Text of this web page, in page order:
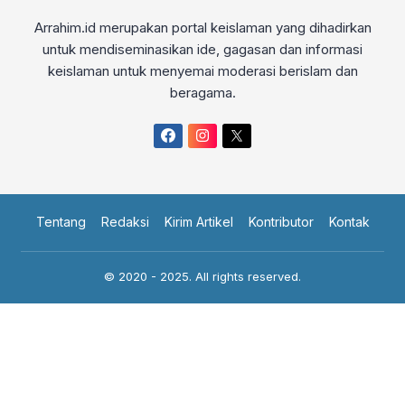
Arrahim.id merupakan portal keislaman yang dihadirkan
untuk mendiseminasikan ide, gagasan dan informasi
keislaman untuk menyemai moderasi berislam dan
beragama.
Tentang Redaksi Kirim Artikel Kontributor Kontak
© 2020 - 2025. All rights reserved.